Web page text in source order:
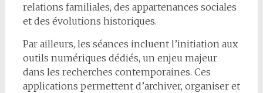
relations familiales, des appartenances sociales
et des évolutions historiques.
Par ailleurs, les séances incluent l’initiation aux
outils numériques dédiés, un enjeu majeur
dans les recherches contemporaines. Ces
applications permettent d’archiver, organiser et